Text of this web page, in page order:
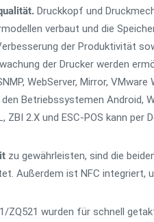
Druckkopf und
verbaut und die
der Produktivität
der Drucker werden
WebServer, Mirror,
Betriebssystemen Android,
ZBI 2.X und ESC-POS kann
zu gewährleisten, sind die
Außerdem ist NFC integriert,
ZQ521 wurden für schnell